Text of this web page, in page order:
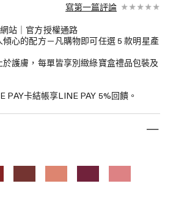
寫第一篇評論
站｜官方授權通路
傾心的配方－凡購物即可任選 5 款明星產
於護膚，每單皆享別緻綠寶盒禮品包裝及
PAY卡結帳享LINE PAY 5%回饋。